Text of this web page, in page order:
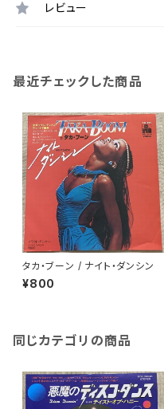
レビュー
最近チェックした商品
タカ・ブーン / ナイト・ダンシン
¥800
同じカテゴリの商品